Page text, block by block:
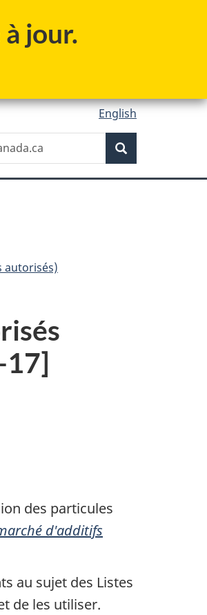
jour.
English
autorisés)
17]
des particules
d'additifs
au sujet des Listes
de les utiliser.